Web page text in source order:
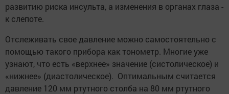
развитию риска инсульта, а изменения в органах глаза -
к слепоте.
Отслеживать свое давление можно самостоятельно с
помощью такого прибора как тонометр. Многие уже
узнают, что есть «верхнее» значение (систолическое) и
«нижнее» (диастолическое). Оптимальным считается
давление 120 мм ртутного столба на 80 мм ртутного